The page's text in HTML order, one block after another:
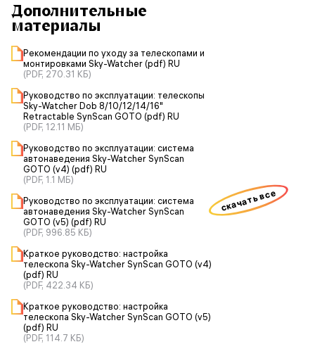
Дополнительные
материалы
Рекомендации по уходу за телескопами и
монтировками Sky-Watcher (pdf) RU
(PDF, 270.31 КБ)
Руководство по эксплуатации: телескопы
Sky-Watcher Dob 8/10/12/14/16"
Retractable SynScan GOTO (pdf) RU
(PDF, 12.11 МБ)
Руководство по эксплуатации: система
автонаведения Sky-Watcher SynScan
GOTO (v4) (pdf) RU
(PDF, 1.1 МБ)
Руководство по эксплуатации: система
автонаведения Sky-Watcher SynScan
GOTO (v5) (pdf) RU
(PDF, 996.85 КБ)
Краткое руководство: настройка
телескопа Sky-Watcher SynScan GOTO (v4)
(pdf) RU
(PDF, 422.34 КБ)
Краткое руководство: настройка
телескопа Sky-Watcher SynScan GOTO (v5)
(pdf) RU
(PDF, 114.7 КБ)
скачать все